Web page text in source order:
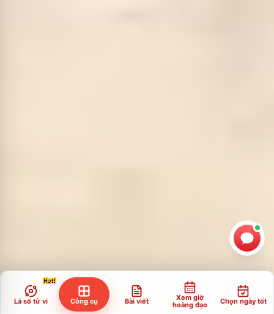
Lá số tử vi Công cụ Bài viết
Xem giờ
hoàng đạo
Chọn ngày tốt